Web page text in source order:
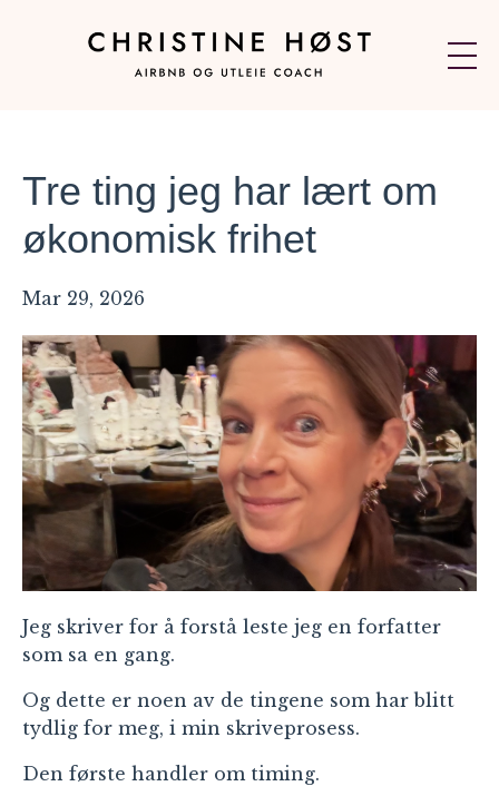
Tre ting jeg har lært om
økonomisk frihet
Mar 29, 2026
Jeg skriver for å forstå leste jeg en forfatter
som sa en gang.
Og dette er noen av de tingene som har blitt
tydlig for meg, i min skriveprosess.
Den første handler om timing.